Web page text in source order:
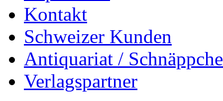
Kontakt
Schweizer Kunden
Antiquariat /
Verlagspartner